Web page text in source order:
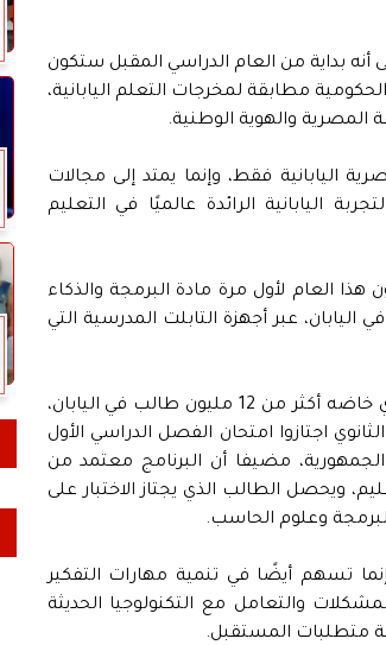
أنه بداية من العام الدراسي المقبل ستكون
مطابقة لمخرجات التعلم اليابانية،
المصرية والهوية الوطنية.
اليابانية فقط، وإنما يمتد إلى مجالات
اليابانية الرائدة عالميًا في التعليم
العام لأول مرة مادة البرمجة والذكاء
عبر أجهزة التابلت المدرسية التي
وأشار الوزير إلى أن الطلاب يؤدون اختبارًا دوليًا يُعرف باسم “TOFAS”، والذي خاضه أكثر من 12 مليون طالب في اليابان،
طالب بالصف الأول الثانوي اجتازوا امتحان الفصل الدراسي الأول
مضيفا أن البرنامج معتمد من
ويحصل الطالب الذي يجتاز الاختبار على
وعلوم الحاسب.
تسهم أيضًا في تنمية مهارات التفكير
والتعامل مع التكنولوجيا الحديثة
متطلبات المستقبل.